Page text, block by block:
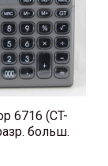
6716 (CT-
больш.